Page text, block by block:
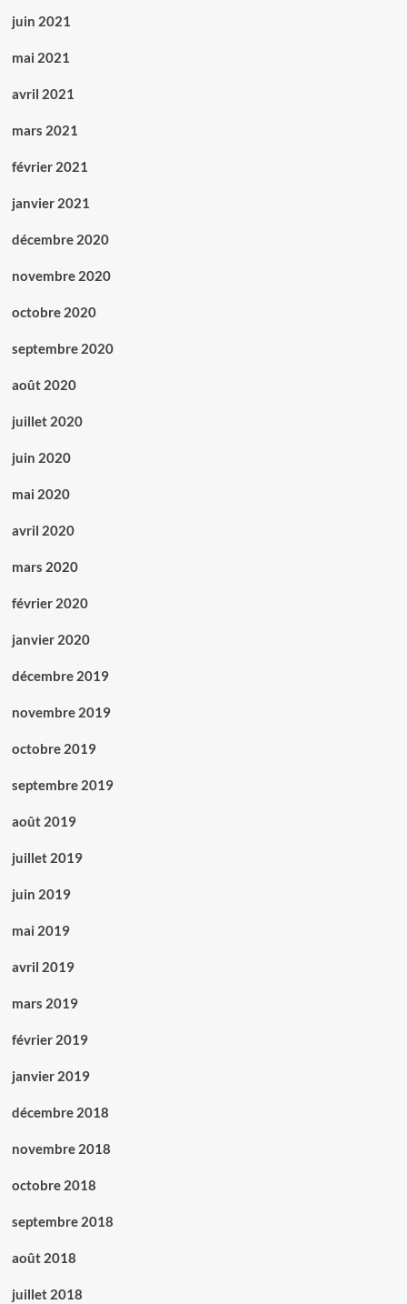
juin 2021
mai 2021
avril 2021
mars 2021
février 2021
janvier 2021
décembre 2020
novembre 2020
octobre 2020
septembre 2020
août 2020
juillet 2020
juin 2020
mai 2020
avril 2020
mars 2020
février 2020
janvier 2020
décembre 2019
novembre 2019
octobre 2019
septembre 2019
août 2019
juillet 2019
juin 2019
mai 2019
avril 2019
mars 2019
février 2019
janvier 2019
décembre 2018
novembre 2018
octobre 2018
septembre 2018
août 2018
juillet 2018